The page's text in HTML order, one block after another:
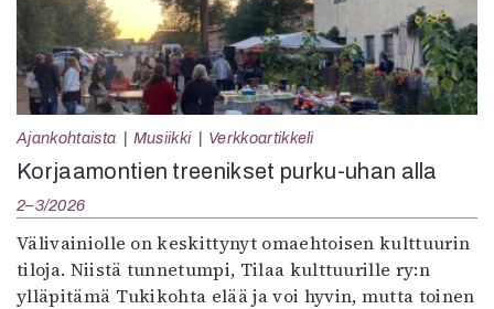
Ajankohtaista Musiikki Verkkoartikkeli
Korjaamontien treenikset purku-uhan alla
2–3/2026
Välivainiolle on keskittynyt omaehtoisen kulttuurin
tiloja. Niistä tunnetumpi, Tilaa kulttuurille ry:n
ylläpitämä Tukikohta elää ja voi hyvin, mutta toinen